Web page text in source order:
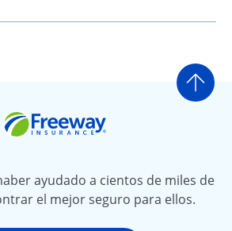
Ir
ayudado a cientos de miles de
el mejor seguro para ellos.